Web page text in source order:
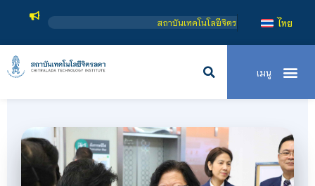
จิตรลดา เป็นสถาบันอุดมศึกษาในกำกับของรัฐ เปิดหลักสูตรการเรียนการสอน 3 ร
ไทย